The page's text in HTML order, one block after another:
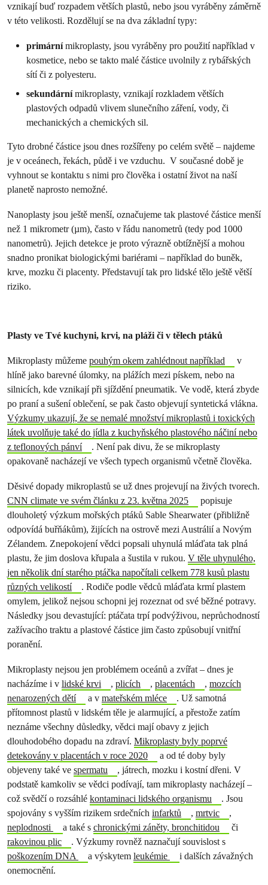
vznikají buď rozpadem větších plastů, nebo jsou vyráběny záměrně
v této velikosti. Rozdělují se na dva základní typy:
primárnímikroplasty, jsou vyráběny pro použití například v
kosmetice, nebo se takto malé částice uvolnily z rybářských
sítí či z polyesteru.
sekundárnímikroplasty, vznikají rozkladem větších
plastových odpadů vlivem slunečního záření, vody, či
mechanických a chemických sil.
Tyto drobné částice jsou dnes rozšířeny po celém světě – najdeme
je v oceánech, řekách, půdě i ve vzduchu. V současné době je
vyhnout se kontaktu s nimi pro člověka i ostatní život na naší
planetě naprosto nemožné.
Nanoplasty jsou ještě menší, označujeme tak plastové částice menší
než 1 mikrometr (µm), často v řádu nanometrů (tedy pod 1000
nanometrů). Jejich detekce je proto výrazně obtížnější a mohou
snadno pronikat biologickými bariérami – například do buněk,
krve, mozku či placenty. Představují tak pro lidské tělo ještě větší
riziko.
Plasty ve Tvé kuchyni, krvi, na pláži či v tělech ptáků
Mikroplasty můžeme pouhým okem zahlédnout například
v
hlíně jako barevné úlomky, na plážích mezi pískem, nebo na
silnicích, kde vznikají při sjíždění pneumatik. Ve vodě, která zbyde
po praní a sušení oblečení, se pak často objevují syntetická vlákna.
Výzkumy ukazují, že se nemalé množství mikroplastů i toxických
látek uvolňuje také do jídla z kuchyňského plastového náčiní nebo
z teflonových pánví
. Není pak divu, že se mikroplasty
opakovaně nacházejí ve všech typech organismů včetně člověka.
Děsivé dopady mikroplastů se už dnes projevují na živých tvorech.
CNN climate ve svém článku z 23. května 2025
popisuje
dlouholetý výzkum mořských ptáků Sable Shearwater (přibližně
odpovídá buřňákům), žijících na ostrově mezi Austrálií a Novým
Zélandem. Znepokojení vědci popsali uhynulá mláďata tak plná
plastu, že jim doslova křupala a šustila v rukou. V těle uhynulého,
jen několik dní starého ptáčka napočítali celkem 778 kusů plastu
různých velikostí
. Rodiče podle vědců mláďata krmí plastem
omylem, jelikož nejsou schopni jej rozeznat od své běžné potravy.
Následky jsou devastující: ptáčata trpí podvýživou, neprůchodností
zažívacího traktu a plastové částice jim často způsobují vnitřní
poranění.
Mikroplasty nejsou jen problémem oceánů a zvířat – dnes je
nacházíme i v lidské krvi , plicích , placentách , mozcích
nenarozených dětí
a v mateřském mléce
. Už samotná
přítomnost plastů v lidském těle je alarmující, a přestože zatím
neznáme všechny důsledky, vědci mají obavy z jejich
dlouhodobého dopadu na zdraví. Mikroplasty byly poprvé
detekovány v placentách v roce 2020
a od té doby byly
objeveny také ve spermatu
, játrech, mozku i kostní dřeni. V
podstatě kamkoliv se vědci podívají, tam mikroplasty nacházejí –
což svědčí o rozsáhlé kontaminaci lidského organismu
. Jsou
spojovány s vyšším rizikem srdečních infarktů , mrtvic
,
neplodnosti
a také s chronickými záněty, bronchitidou
či
rakovinou plic
. Výzkumy rovněž naznačují souvislost s
poškozením DNA
a výskytem leukémie
i dalších závažných
onemocnění.